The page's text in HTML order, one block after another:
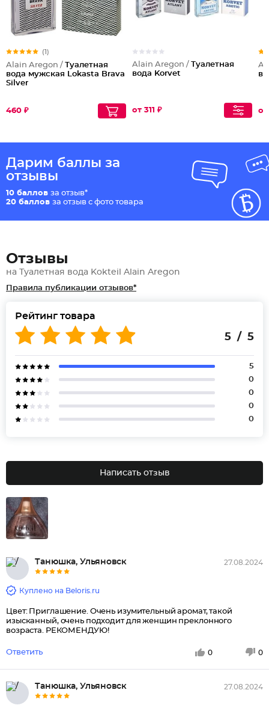
(1)
Alain Aregon / Туалетная
вода мужская Lokasta Brava
Silver
460 ₽
Alain Aregon / Туалетная
вода Korvet
от 311 ₽ от
Дарим баллы за
отзывы
10 баллов за отзыв*
20 баллов за отзыв с фото товара
Отзывы
на Туалетная вода Kokteil Alain Aregon
Правила публикации отзывов*
Рейтинг товара
5 / 5
5
0
0
0
0
Написать отзыв
Танюшка, Ульяновск 27.08.2024
Куплено на Beloris.ru
Цвет: Приглашение. Очень изумительный аромат, такой
изысканный, очень подходит для женщин преклонного
возраста. РЕКОМЕНДУЮ!
Ответить 0 0
Танюшка, Ульяновск 27.08.2024